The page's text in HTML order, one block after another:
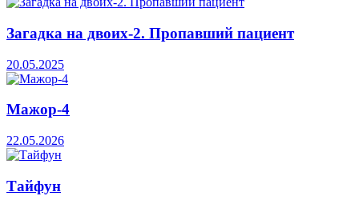
Загадка на двоих-2. Пропавший пациент
20.05.2025
Мажор-4
22.05.2026
Тайфун